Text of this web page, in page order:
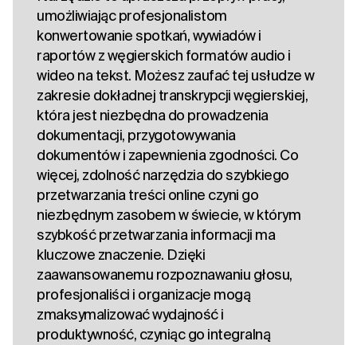
umożliwiając profesjonalistom
konwertowanie spotkań, wywiadów i
raportów z węgierskich formatów audio i
wideo na tekst. Możesz zaufać tej usłudze w
zakresie dokładnej transkrypcji węgierskiej,
która jest niezbędna do prowadzenia
dokumentacji, przygotowywania
dokumentów i zapewnienia zgodności. Co
więcej, zdolność narzędzia do szybkiego
przetwarzania treści online czyni go
niezbędnym zasobem w świecie, w którym
szybkość przetwarzania informacji ma
kluczowe znaczenie. Dzięki
zaawansowanemu rozpoznawaniu głosu,
profesjonaliści i organizacje mogą
zmaksymalizować wydajność i
produktywność, czyniąc go integralną